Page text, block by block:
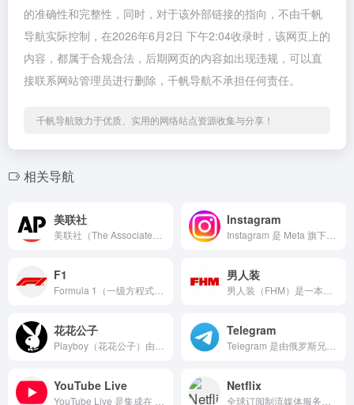
的准确性和完整性，同时，对于该外部链接的指向，不由千帆
导航实际控制，在2026年6月2日 下午2:04收录时，该网页上的
内容，都属于合规合法，后期网页的内容如出现违规，可以直
接联系网站管理员进行删除，千帆导航不承担任何责任。
千帆导航致力于优质、实用的网络站点资源收集与分享！
相关导航
美联社 Instagram
F1 男人装
花花公子 Telegram
YouTube Live Netflix